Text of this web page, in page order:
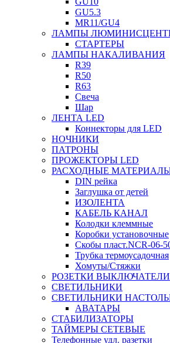
GU5.3
MR11/GU4
ЛАМПЫ
СТАРТЕРЫ
ЛАМПЫ НАКАЛИВАНИЯ
R39
R50
R63
Свеча
Шар
ЛЕНТА LED
Коннекторы для LED
НОЧНИКИ
ПАТРОНЫ
ПРОЖЕКТОРЫ LED
РАСХОДНЫЕ
DIN рейка
Заглушка от детей
ИЗОЛЕНТА
КАБЕЛЬ КАНАЛ
Колодки клеммные
Коробки установочные
Скобы пласт.NCR-06-
Трубка термоусадочная
Хомуты/Стяжки
РОЗЕТКИ ВЫКЛЮЧАТЕЛИ
СВЕТИЛЬНИКИ
СВЕТИЛЬНИКИ
АВАТАРЫ
СТАБИЛИЗАТОРЫ
ТАЙМЕРЫ СЕТЕВЫЕ
Телефонные удл. разетки